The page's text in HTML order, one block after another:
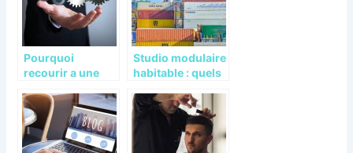
Pourquoi
recourir a une
WordPress ?
Studio modulaire
habitable : quels
les etudiants ?